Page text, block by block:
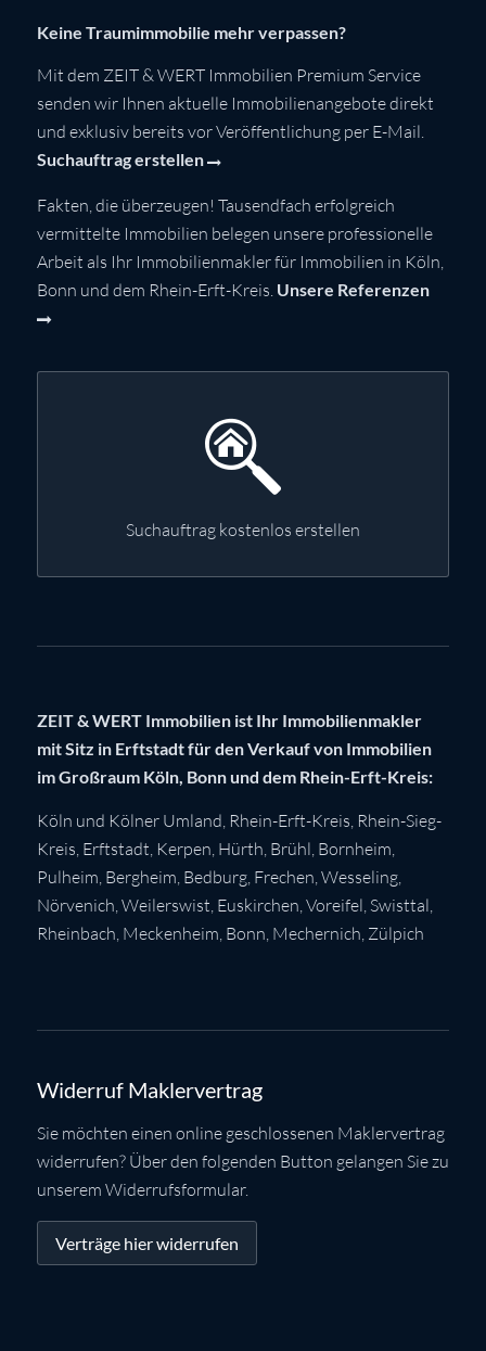
Keine Traumimmobilie mehr verpassen?
Mit dem ZEIT & WERT Immobilien Premium Service
senden wir Ihnen aktuelle Immobilienangebote direkt
und exklusiv bereits vor Veröffentlichung per E-Mail.
Suchauftrag erstellen
Fakten, die überzeugen! Tausendfach erfolgreich
vermittelte Immobilien belegen unsere professionelle
Arbeit als Ihr Immobilienmakler für Immobilien in Köln,
Bonn und dem Rhein-Erft-Kreis. Unsere Referenzen
Suchauftrag kostenlos erstellen
ZEIT & WERT Immobilien ist Ihr Immobilienmakler
mit Sitz in Erftstadt für den Verkauf von Immobilien
im Großraum Köln, Bonn und dem Rhein-Erft-Kreis:
Köln und Kölner Umland, Rhein-Erft-Kreis Rhein-Sieg-
Kreis Erftstadt Kerpen Hürth Brühl Bornheim
Pulheim Bergheim Bedburg, Frechen Wesseling,
Nörvenich Weilerswist Euskirchen , Voreifel, Swisttal
Rheinbach Meckenheim Bonn Mechernich Zülpich
Widerruf Maklervertrag
Sie möchten einen online geschlossenen Maklervertrag
widerrufen? Über den folgenden Button gelangen Sie zu
unserem Widerrufsformular.
Verträge hier widerrufen